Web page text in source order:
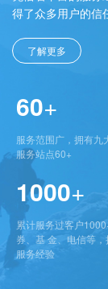
得了众多用户的信
了解更多
60+
服务范围广，拥有九
服务站点60+
1000+
累计服务过客户
券、基 金、电信等
服务经验